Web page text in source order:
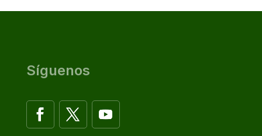
Síguenos